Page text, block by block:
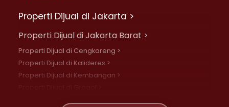
Properti Dijual di Jakarta >
Properti Dijual di Jakarta Barat >
Properti Dijual di Cengkareng >
Properti Dijual di Kalideres >
Properti Dijual di Kembangan >